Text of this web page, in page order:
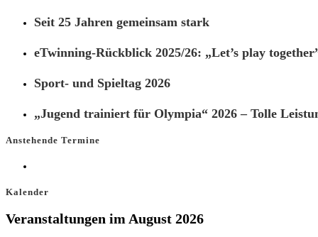
Seit 25 Jahren gemeinsam stark
eTwinning-Rückblick 2025/26: „Let’s play
Sport- und Spieltag 2026
„Jugend trainiert für Olympia“ 2026 – Tolle
Anstehende Termine
Kalender
Veranstaltungen im August 2026